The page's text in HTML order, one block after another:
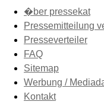
�ber pressekat
Pressemitteilung
Presseverteiler
FAQ
Sitemap
Werbung /
Kontakt